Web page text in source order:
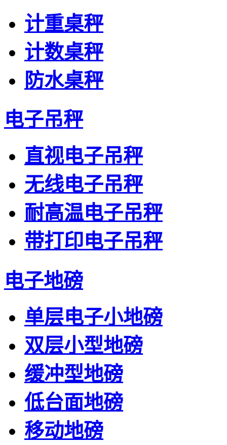
计重桌秤
计数桌秤
防水桌秤
电子吊秤
直视电子吊秤
无线电子吊秤
耐高温电子吊秤
带打印电子吊秤
电子地磅
单层电子小地磅
双层小型地磅
缓冲型地磅
低台面地磅
移动地磅